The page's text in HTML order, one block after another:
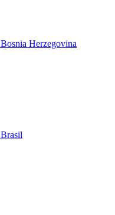
Bosnia Herzegovina
Brasil